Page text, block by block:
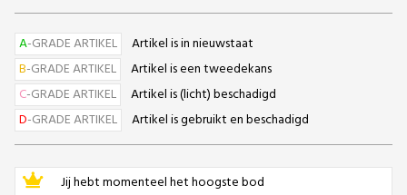
A-GRADE ARTIKEL
Artikel is in nieuwstaat
B-GRADE ARTIKEL
Artikel is een tweedekans
C-GRADE ARTIKEL
Artikel is (licht) beschadigd
D-GRADE ARTIKEL Artikel is gebruikt en beschadigd
Jij hebt momenteel het hoogste bod